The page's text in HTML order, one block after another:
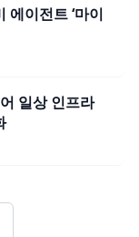
이전트 ‘마이
일상 인프라